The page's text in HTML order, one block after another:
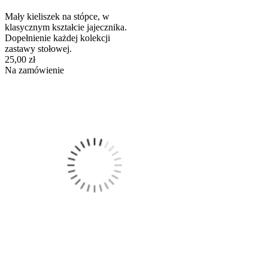
Mały kieliszek na stópce, w
klasycznym kształcie jajecznika.
Dopełnienie każdej kolekcji
zastawy stołowej.
25,00 zł
Na zamówienie